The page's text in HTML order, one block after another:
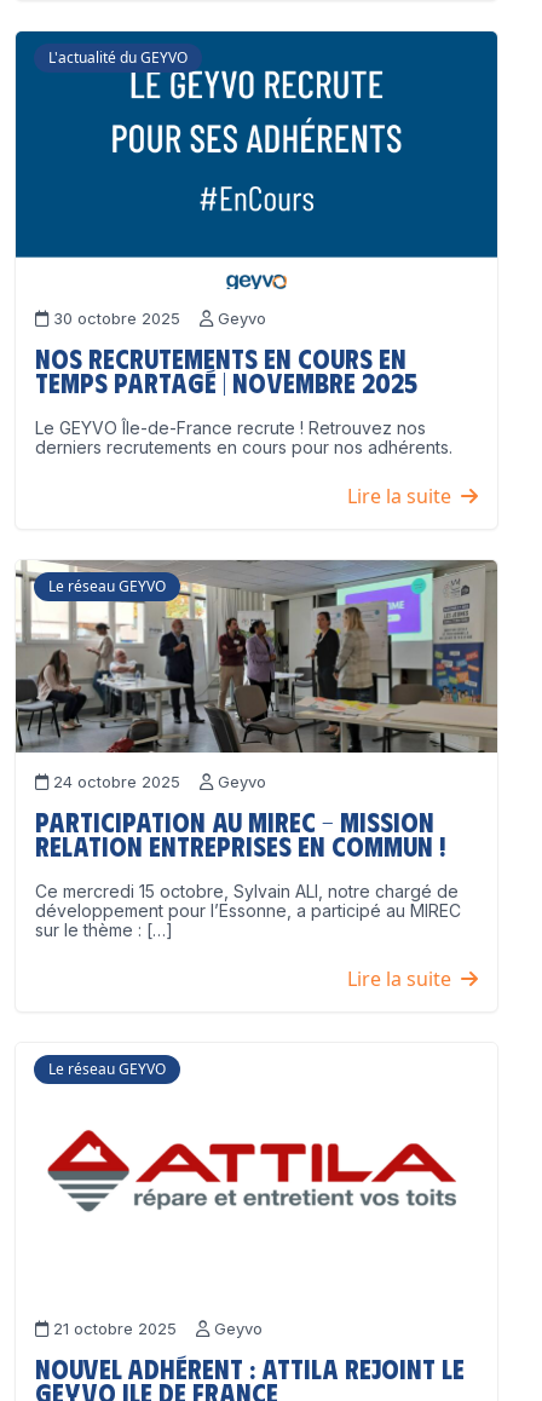
L'actualité du GEYVO
30 octobre 2025 Geyvo
Nos recrutements en cours en
temps partagé | Novembre 2025
Le GEYVO Île-de-France recrute ! Retrouvez nos
derniers recrutements en cours pour nos adhérents.
Lire la suite
Le réseau GEYVO
24 octobre 2025 Geyvo
Participation au MIREC – Mission
Relation Entreprises en Commun !
Ce mercredi 15 octobre, Sylvain ALI, notre chargé de
développement pour l’Essonne, a participé au MIREC
sur le thème : […]
Lire la suite
Le réseau GEYVO
21 octobre 2025 Geyvo
Nouvel adhérent : ATTILA rejoint le
GEYVO Ile de France